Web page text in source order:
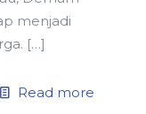
menjadi
[…]
Read more